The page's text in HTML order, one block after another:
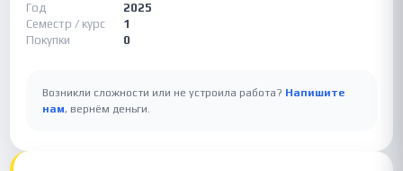
Год
2025
Семестр / курс
1
Покупки
0
Возникли сложности или не устроила работа? Напишите
нам, вернём деньги.